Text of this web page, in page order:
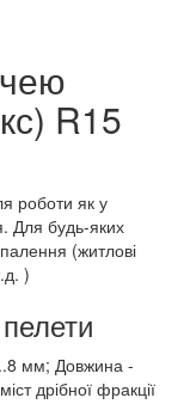
R15
роботи як у
Для будь-яких
(житлові
)
мм; Довжина -
дрібної фракції